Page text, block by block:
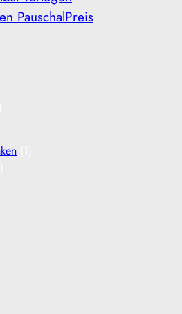
PauschalPreis